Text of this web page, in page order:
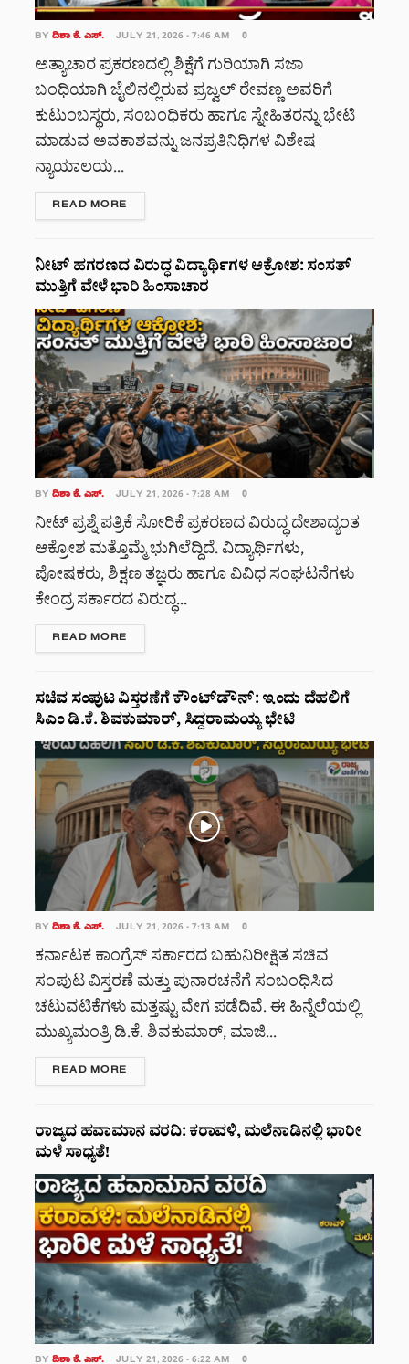
BY ದಿಶಾ ಕೆ. ಎಸ್. JULY 21, 2026 - 7:46 AM 0
ಅತ್ಯಾಚಾರ ಪ್ರಕರಣದಲ್ಲಿ ಶಿಕ್ಷೆಗೆ ಗುರಿಯಾಗಿ ಸಜಾ
ಬಂಧಿಯಾಗಿ ಜೈಲಿನಲ್ಲಿರುವ ಪ್ರಜ್ವಲ್ ರೇವಣ್ಣ ಅವರಿಗೆ
ಕುಟುಂಬಸ್ಥರು, ಸಂಬಂಧಿಕರು ಹಾಗೂ ಸ್ನೇಹಿತರನ್ನು ಭೇಟಿ
ಮಾಡುವ ಅವಕಾಶವನ್ನು ಜನಪ್ರತಿನಿಧಿಗಳ ವಿಶೇಷ
ನ್ಯಾಯಾಲಯ...
READ MORE
ನೀಟ್ ಹಗರಣದ ವಿರುದ್ಧ ವಿದ್ಯಾರ್ಥಿಗಳ ಆಕ್ರೋಶ: ಸಂಸತ್
ಮುತ್ತಿಗೆ ವೇಳೆ ಭಾರಿ ಹಿಂಸಾಚಾರ
BY ದಿಶಾ ಕೆ. ಎಸ್. JULY 21, 2026 - 7:28 AM 0
ನೀಟ್ ಪ್ರಶ್ನೆ ಪತ್ರಿಕೆ ಸೋರಿಕೆ ಪ್ರಕರಣದ ವಿರುದ್ಧ ದೇಶಾದ್ಯಂತ
ಆಕ್ರೋಶ ಮತ್ತೊಮ್ಮೆ ಭುಗಿಲೆದ್ದಿದೆ. ವಿದ್ಯಾರ್ಥಿಗಳು,
ಪೋಷಕರು, ಶಿಕ್ಷಣ ತಜ್ಞರು ಹಾಗೂ ವಿವಿಧ ಸಂಘಟನೆಗಳು
ಕೇಂದ್ರ ಸರ್ಕಾರದ ವಿರುದ್ಧ...
READ MORE
ಸಚಿವ ಸಂಪುಟ ವಿಸ್ತರಣೆಗೆ ಕೌಂಟ್‌ಡೌನ್: ಇಂದು ದೆಹಲಿಗೆ
ಸಿಎಂ ಡಿ.ಕೆ. ಶಿವಕುಮಾರ್, ಸಿದ್ದರಾಮಯ್ಯ ಭೇಟಿ
BY ದಿಶಾ ಕೆ. ಎಸ್. JULY 21, 2026 - 7:13 AM 0
ಕರ್ನಾಟಕ ಕಾಂಗ್ರೆಸ್ ಸರ್ಕಾರದ ಬಹುನಿರೀಕ್ಷಿತ ಸಚಿವ
ಸಂಪುಟ ವಿಸ್ತರಣೆ ಮತ್ತು ಪುನಾರಚನೆಗೆ ಸಂಬಂಧಿಸಿದ
ಚಟುವಟಿಕೆಗಳು ಮತ್ತಷ್ಟು ವೇಗ ಪಡೆದಿವೆ. ಈ ಹಿನ್ನೆಲೆಯಲ್ಲಿ
ಮುಖ್ಯಮಂತ್ರಿ ಡಿ.ಕೆ. ಶಿವಕುಮಾರ್, ಮಾಜಿ...
READ MORE
ರಾಜ್ಯದ ಹವಾಮಾನ ವರದಿ: ಕರಾವಳಿ, ಮಲೆನಾಡಿನಲ್ಲಿ ಭಾರೀ
ಮಳೆ ಸಾಧ್ಯತೆ!
BY ದಿಶಾ ಕೆ. ಎಸ್. JULY 21, 2026 - 6:22 AM 0